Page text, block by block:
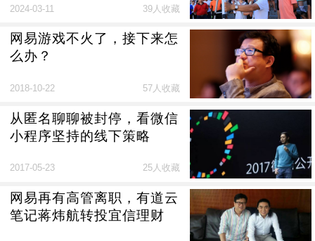
2024-03-11 39人收藏
网易游戏不火了，接下来怎
么办？
2018-10-22 57人收藏
从匿名聊聊被封停，看微信
小程序坚持的线下策略
2017-05-23 25人收藏
网易再有高管离职，有道云
笔记蒋炜航转投宜信理财